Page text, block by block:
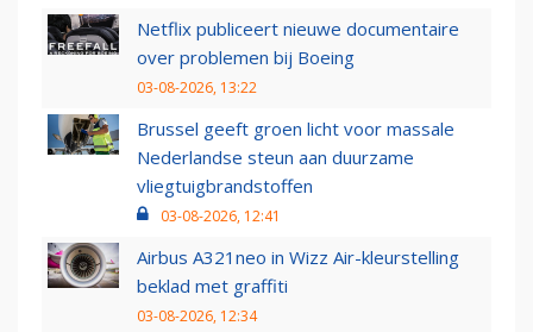
Netflix publiceert nieuwe documentaire
over problemen bij Boeing
03-08-2026, 13:22
Brussel geeft groen licht voor massale
Nederlandse steun aan duurzame
vliegtuigbrandstoffen
03-08-2026, 12:41
Airbus A321neo in Wizz Air-kleurstelling
beklad met graffiti
03-08-2026, 12:34